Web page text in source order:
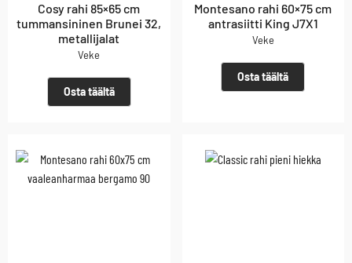
Cosy rahi 85×65 cm
tummansininen Brunei 32,
metallijalat
Veke
Osta täältä
Montesano rahi 60×75 cm
antrasiitti King J7X1
Veke
Osta täältä